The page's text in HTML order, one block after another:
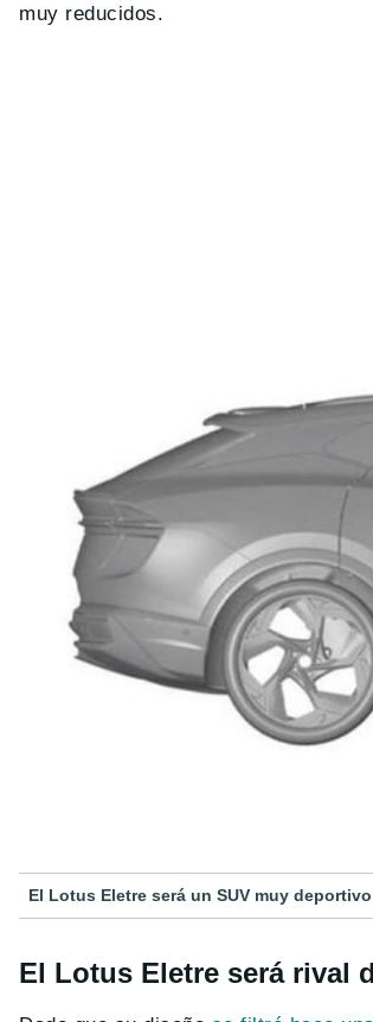
muy reducidos.
El Lotus Eletre será un SUV muy deportivo
El Lotus Eletre será rival